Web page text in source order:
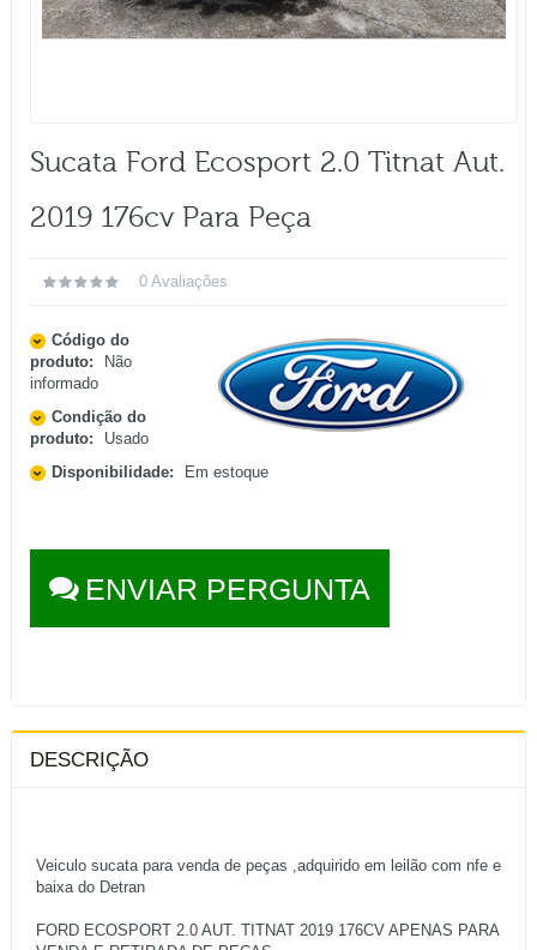
Sucata Ford Ecosport 2.0 Titnat Aut.
2019 176cv Para Peça
0 Avaliações
Código do
produto:
Não
informado
Condição do
produto:
Usado
Disponibilidade:
Em estoque
ENVIAR PERGUNTA
DESCRIÇÃO
Veiculo sucata para venda de peças ,adquirido em leilão com nfe e
baixa do Detran
FORD ECOSPORT 2.0 AUT. TITNAT 2019 176CV APENAS PARA